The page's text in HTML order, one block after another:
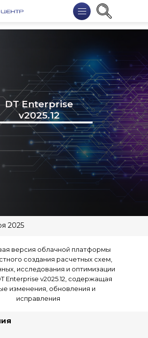
DT Enterprise
v2025.12
2025
версия облачной платформы
создания расчетных схем,
исследования и оптимизации
Enterprise v2025.12, содержащая
изменения, обновления и
исправления